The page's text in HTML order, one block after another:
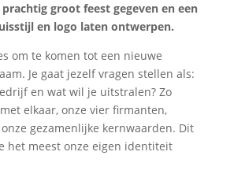
groot feest gegeven en een
en logo laten ontwerpen.
om te komen tot een nieuwe
Je gaat jezelf vragen stellen als:
en wat wil je uitstralen? Zo
elkaar, onze vier firmanten,
gezamenlijke kernwaarden. Dit
het meest onze eigen identiteit